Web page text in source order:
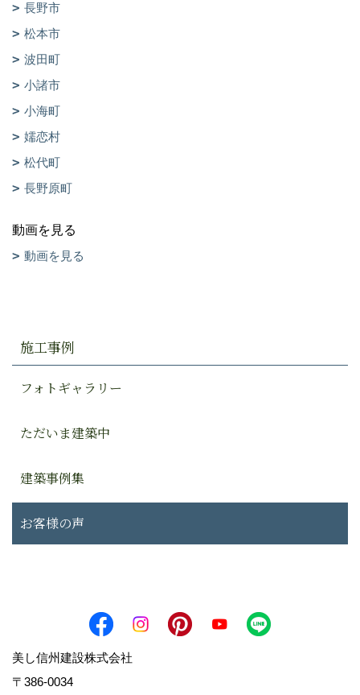
長野市
松本市
波田町
小諸市
小海町
嬬恋村
松代町
長野原町
動画を見る
動画を見る
施工事例
フォトギャラリー
ただいま建築中
建築事例集
お客様の声
美し信州建設株式会社
〒386-0034